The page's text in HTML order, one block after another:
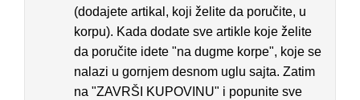
(dodajete artikal, koji želite da poručite, u
korpu). Kada dodate sve artikle koje želite
da poručite idete "na dugme korpe", koje se
nalazi u gornjem desnom uglu sajta. Zatim
na "ZAVRŠI KUPOVINU" i popunite sve